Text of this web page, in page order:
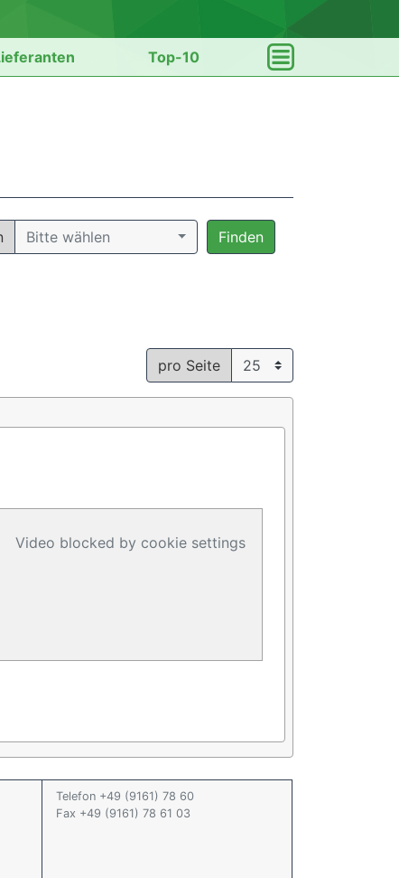
Top-10
Bitte wählen Finden
pro Seite
Video blocked by cookie settings
Telefon +49 (9161) 78 60
Fax +49 (9161) 78 61 03